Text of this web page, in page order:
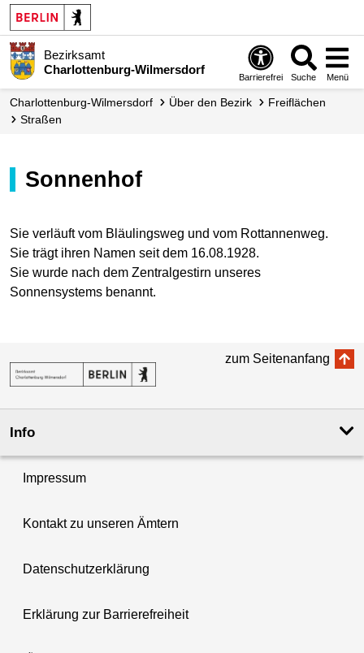
Bezirksamt
Charlottenburg-Wilmersdorf
Barrierefrei Suche Menü
Charlottenburg-Wilmersdorf Über den Bezirk
Freiflächen
Straßen
Sonnenhof
Sie verläuft vom Bläulingsweg und vom Rottannenweg.
Sie trägt ihren Namen seit dem 16.08.1928.
Sie wurde nach dem Zentralgestirn unseres
Sonnensystems benannt.
zum Seitenanfang
Info
Impressum
Kontakt zu unseren Ämtern
Datenschutzerklärung
Erklärung zur Barrierefreiheit